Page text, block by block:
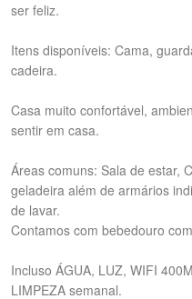
ser feliz.
Itens disponíveis: Cama,
cadeira.
Casa muito confortável,
sentir em casa.
Áreas comuns: Sala de estar,
geladeira além de armários
de lavar.
Contamos com bebedouro
Incluso ÁGUA, LUZ, WIFI
LIMPEZA semanal.